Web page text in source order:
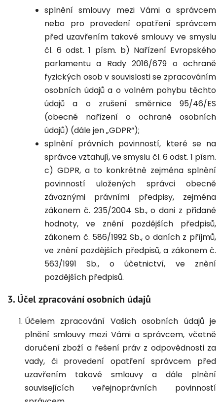
splnění smlouvy mezi Vámi a správcem
nebo pro provedení opatření správcem
před uzavřením takové smlouvy ve smyslu
čl. 6 odst. 1 písm. b) Nařízení Evropského
parlamentu a Rady 2016/679 o ochraně
fyzických osob v souvislosti se zpracováním
osobních údajů a o volném pohybu těchto
údajů a o zrušení směrnice 95/46/ES
(obecné nařízení o ochraně osobních
údajů) (dále jen „GDPR“);
splnění právních povinností, které se na
správce vztahují, ve smyslu čl. 6 odst. 1 písm.
c) GDPR, a to konkrétně zejména splnění
povinností uložených správci obecně
závaznými právními předpisy, zejména
zákonem č. 235/2004 Sb., o dani z přidané
hodnoty, ve znění pozdějších předpisů,
zákonem č. 586/1992 Sb., o daních z příjmů,
ve znění pozdějších předpisů, a zákonem č.
563/1991 Sb., o účetnictví, ve znění
pozdějších předpisů.
3. Účel zpracování osobních údajů
Účelem zpracování Vašich osobních údajů je
plnění smlouvy mezi Vámi a správcem, včetně
doručení zboží a řešení práv z odpovědnosti za
vady, či provedení opatření správcem před
uzavřením takové smlouvy a dále plnění
souvisejících veřejnoprávních povinností